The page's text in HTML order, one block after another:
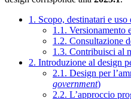
1. Scopo, destinatari e
1.1. Versionamento
1.2. Consultazione
1.3. Contribuisci al
2. Introduzione al design
2.1. Design per
government)
2.2. L’approccio